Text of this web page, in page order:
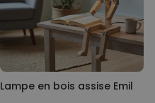
Lampe en bois assise Emil